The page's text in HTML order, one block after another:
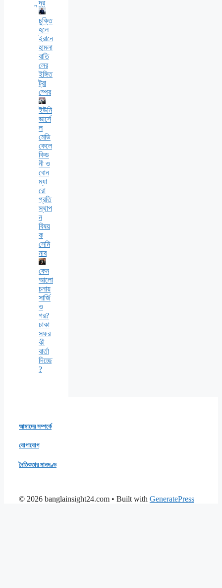
ন্দ্র
চুক্তি
হলে
ইরানে
হামলা
বাতি
লের
ইঙ্গিত
ট্রা
ম্পের
ইউনি
ভার্সে
ল
মেডি
কেলে
কিড
নী ও
বোন
ম্যা
রো
প্রতি
স্থাপ
ন
বিষয়
ক
সেমি
নার
কেন
আলো
চনায়
সার্জি
ও
গর?
ঢাকা
সফর
কী
বার্তা
দিচ্ছে
?
আমাদের সম্পর্কে
যোগাযোগ
নৈতিকতার মানদণ্ড
© 2026 banglainsight24.com • Built with GeneratePress